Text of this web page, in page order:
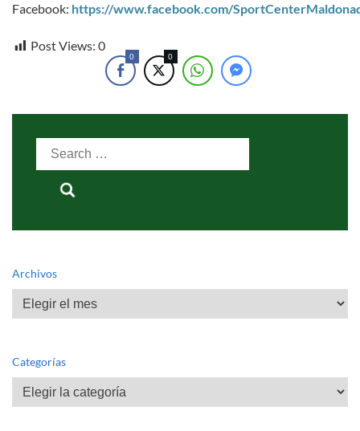
Facebook: https://www.facebook.com/
Post Views: 0
0 0
Search
Archivos
Archivos
Categorías
Categorías